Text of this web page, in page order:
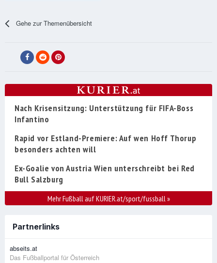
Gehe zur Themenübersicht
Nach Krisensitzung: Unterstützung für FIFA-Boss
Infantino
Rapid vor Estland-Premiere: Auf wen Hoff Thorup
besonders achten will
Ex-Goalie von Austria Wien unterschreibt bei Red
Bull Salzburg
Mehr Fußball auf KURIER.at/sport/fussball»
Partnerlinks
abseits.at
Das Fußballportal für Österreich